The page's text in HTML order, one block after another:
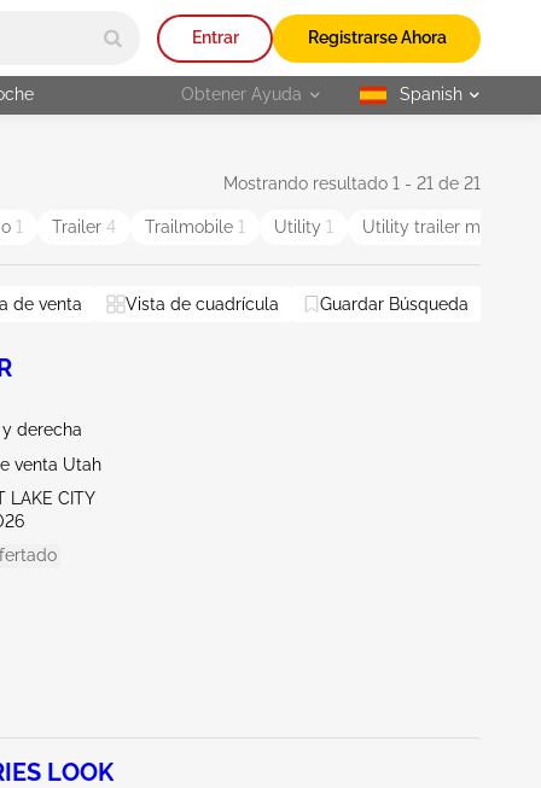
Entrar Registrarse Ahora
Obtener Ayuda selected
Spanish
Mostrando resultado 1 - 21 de 21
1 Trailer 4 Trailmobile 1 Utility 1 Utility trailer
de venta Vista de cuadrícula Guardar Búsqueda
y derecha
venta Utah
LAKE CITY
LOOK